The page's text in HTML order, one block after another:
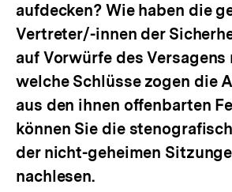
aufdecken? Wie haben die
Vertreter/-innen der
auf Vorwürfe des
welche Schlüsse zogen die
aus den ihnen offenbarten
können Sie die
der nicht-geheimen
nachlesen.